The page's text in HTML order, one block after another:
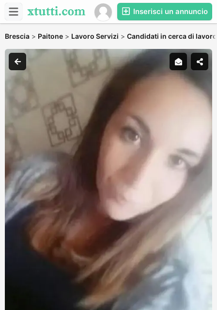
Inserisci un annuncio
Brescia > Paitone > Lavoro Servizi > Candidati in cerca di lavoro